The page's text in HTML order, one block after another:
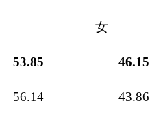
女
53.85 46.15
56.14 43.86